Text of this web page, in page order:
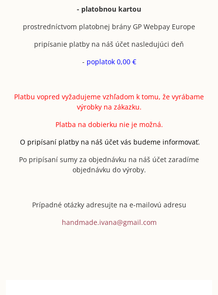
- platobnou kartou
prostredníctvom platobnej brány GP Webpay Europe
pripísanie platby na náš účet nasledujúci deň
- poplatok 0,00 €
Platbu vopred vyžadujeme vzhľadom k tomu, že vyrábame
výrobky na zákazku.
Platba na dobierku nie je možná.
O pripísaní platby na náš účet vás budeme informovať.
Po pripísaní sumy za objednávku na náš účet zaradíme
objednávku do výroby.
Prípadné otázky adresujte na e-mailovú adresu
handmade.ivana@gmail.com